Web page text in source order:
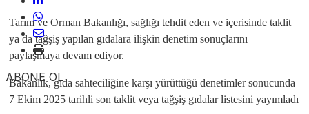
ABONE OL
Tarım ve Orman Bakanlığı, sağlığı tehdit eden ve içerisinde taklit
ya da tağşiş yapılan gıdalara ilişkin denetim sonuçlarını
paylaşmaya devam ediyor.
Bakanlık, gıda sahteciliğine karşı yürüttüğü denetimler sonucunda
7 Ekim 2025 tarihli son taklit veya tağşiş gıdalar listesini yayımladı